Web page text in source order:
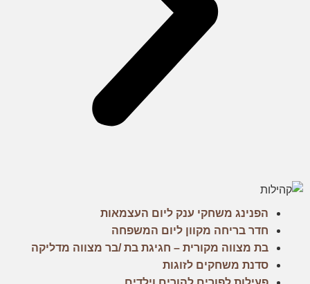
הפנינג משחקי ענק ליום העצמאות
חדר בריחה מקוון ליום המשפחה
בת מצווה מקורית – חגיגת בת /בר מצווה מדליקה
סדנת משחקים לזוגות